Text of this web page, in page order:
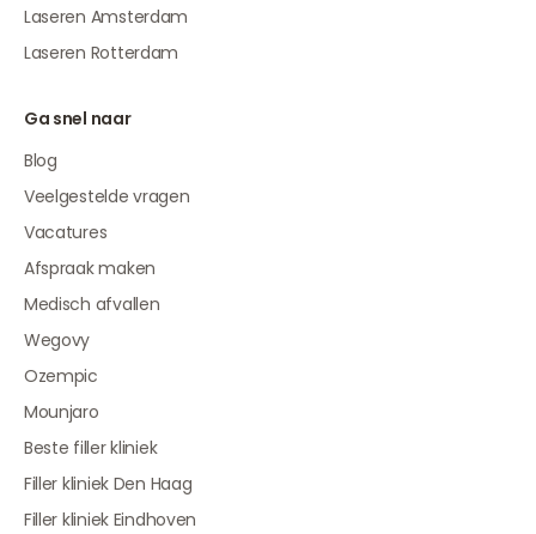
Laseren Amsterdam
Laseren Rotterdam
Ga snel naar
Blog
Veelgestelde vragen
Vacatures
Afspraak maken
Medisch afvallen
Wegovy
Ozempic
Mounjaro
Beste filler kliniek
Filler kliniek Den Haag
Filler kliniek Eindhoven